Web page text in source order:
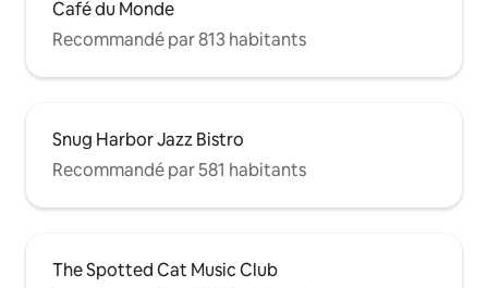
Café du Monde
Recommandé par 813 habitants
Snug Harbor Jazz Bistro
Recommandé par 581 habitants
The Spotted Cat Music Club